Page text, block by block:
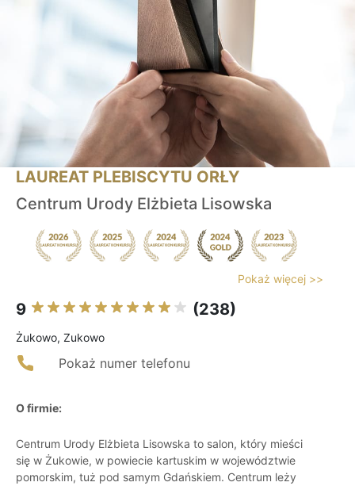
LAUREAT PLEBISCYTU ORŁY
Centrum Urody Elżbieta Lisowska
Pokaż więcej >>
9 (238)
Żukowo, Zukowo
Pokaż numer telefonu
O firmie:
Centrum Urody Elżbieta Lisowska to salon, który mieści
się w Żukowie, w powiecie kartuskim w województwie
pomorskim, tuż pod samym Gdańskiem. Centrum leży